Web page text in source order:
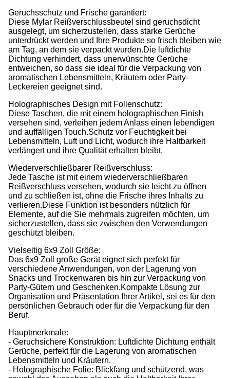
Geruchsschutz und Frische garantiert:
Diese Mylar Reißverschlussbeutel sind geruchsdicht
ausgelegt, um sicherzustellen, dass starke Gerüche
unterdrückt werden und Ihre Produkte so frisch bleiben wie
am Tag, an dem sie verpackt wurden.Die luftdichte
Dichtung verhindert, dass unerwünschte Gerüche
entweichen, so dass sie ideal für die Verpackung von
aromatischen Lebensmitteln, Kräutern oder Party-
Leckereien geeignet sind.
Holographisches Design mit Folienschutz:
Diese Taschen, die mit einem holographischen Finish
versehen sind, verleihen jedem Anlass einen lebendigen
und auffälligen Touch.Schutz vor Feuchtigkeit bei
Lebensmitteln, Luft und Licht, wodurch ihre Haltbarkeit
verlängert und ihre Qualität erhalten bleibt.
Wiederverschließbarer Reißverschluss:
Jede Tasche ist mit einem wiederverschließbaren
Reißverschluss versehen, wodurch sie leicht zu öffnen
und zu schließen ist, ohne die Frische ihres Inhalts zu
verlieren.Diese Funktion ist besonders nützlich für
Elemente, auf die Sie mehrmals zugreifen möchten, um
sicherzustellen, dass sie zwischen den Verwendungen
geschützt bleiben.
Vielseitig 6x9 Zoll Größe:
Das 6x9 Zoll große Gerät eignet sich perfekt für
verschiedene Anwendungen, von der Lagerung von
Snacks und Trockenwaren bis hin zur Verpackung von
Party-Gütern und Geschenken.Kompakte Lösung zur
Organisation und Präsentation Ihrer Artikel, sei es für den
persönlichen Gebrauch oder für die Verpackung für den
Beruf.
Hauptmerkmale:
- Geruchsichere Konstruktion: Luftdichte Dichtung enthält
Gerüche, perfekt für die Lagerung von aromatischen
Lebensmitteln und Kräutern.
- Holographische Folie: Blickfang und schützend, was